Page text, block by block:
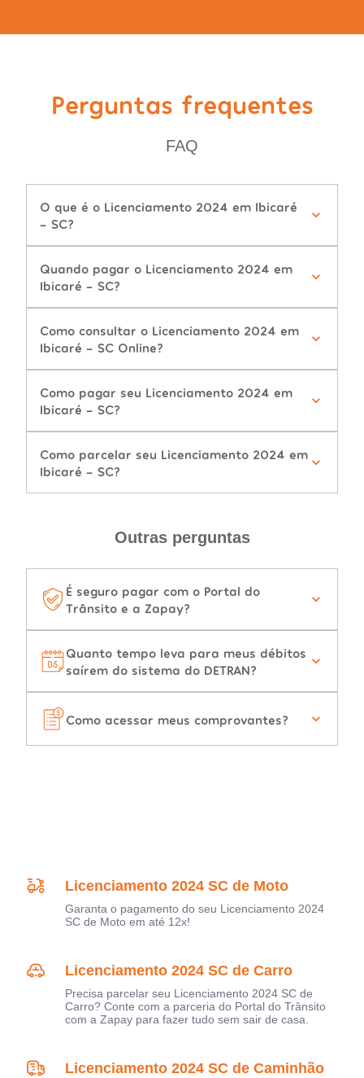
Perguntas frequentes
FAQ
O que é o Licenciamento 2024 em Ibicaré
- SC?
Quando pagar o Licenciamento 2024 em
Ibicaré - SC?
Como consultar o Licenciamento 2024 em
Ibicaré - SC Online?
Como pagar seu Licenciamento 2024 em
Ibicaré - SC?
Como parcelar seu Licenciamento 2024 em
Ibicaré - SC?
Outras perguntas
É seguro pagar com o Portal do
Trânsito e a Zapay?
Quanto tempo leva para meus débitos
saírem do sistema do DETRAN?
Como acessar meus comprovantes?
Licenciamento 2024 SC de Moto
Garanta o pagamento do seu Licenciamento 2024
SC de Moto em até 12x!
Licenciamento 2024 SC de Carro
Precisa parcelar seu Licenciamento 2024 SC de
Carro? Conte com a parceria do Portal do Trânsito
com a Zapay para fazer tudo sem sair de casa.
Licenciamento 2024 SC de Caminhão